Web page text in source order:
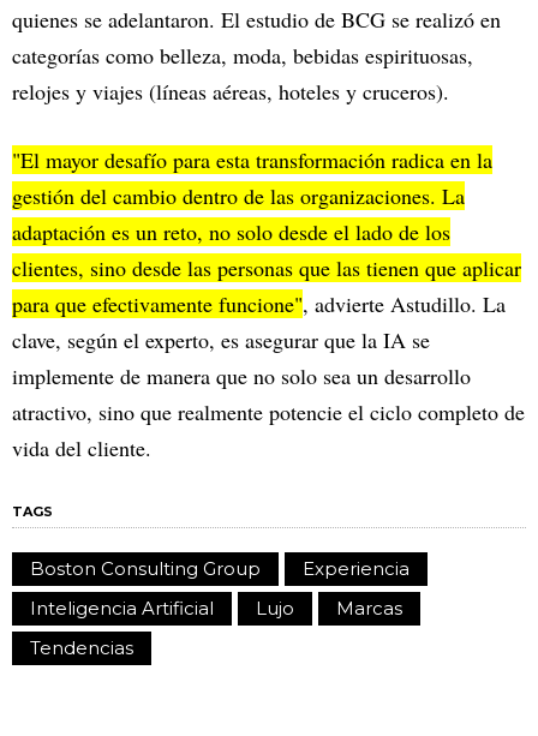
quienes se adelantaron. El estudio de BCG se realizó en
categorías como belleza, moda, bebidas espirituosas,
relojes y viajes (líneas aéreas, hoteles y cruceros).
"El mayor desafío para esta transformación radica en la
gestión del cambio dentro de las organizaciones. La
adaptación es un reto, no solo desde el lado de los
clientes, sino desde las personas que las tienen que aplicar
para que efectivamente funcione", advierte Astudillo. La
clave, según el experto, es asegurar que la IA se
implemente de manera que no solo sea un desarrollo
atractivo, sino que realmente potencie el ciclo completo de
vida del cliente.
TAGS
Boston Consulting Group
Experiencia
Inteligencia Artificial
Lujo
Marcas
Tendencias